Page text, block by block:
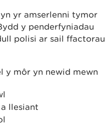
yr amserlenni tymor
y penderfyniadau
polisi ar sail ffactorau
y môr yn newid mewn
llesiant